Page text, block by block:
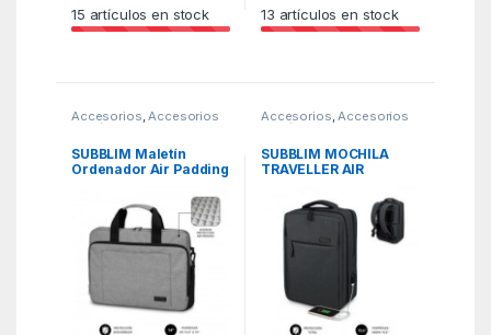
15 artículos en stock 13 artículos en stock
Accesorios,Accesorios
Portátil
SUBBLIM Maletín
Ordenador Air Padding
Accesorios,Accesorios
Portátil
SUBBLIM MOCHILA
TRAVELLER AIR